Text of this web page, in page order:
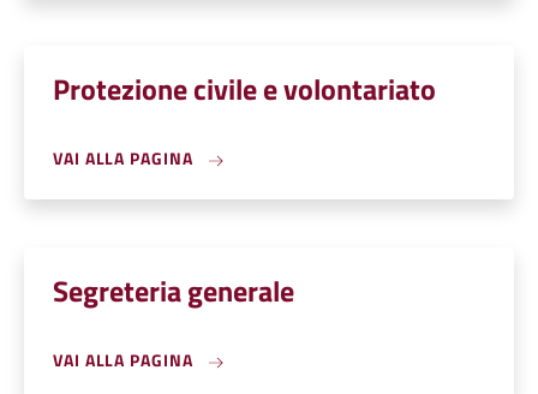
Protezione civile e volontariato
VAI ALLA PAGINA
Segreteria generale
VAI ALLA PAGINA